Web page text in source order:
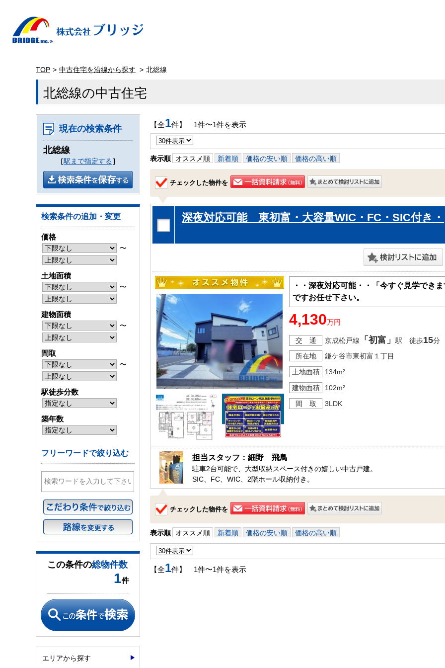
TOP 中古住宅を沿線から探す 北総線
北総線の中古住宅
【全1件】 1件〜1件を表示
表示順 オススメ順 新着順 価格の安い順 価格の高い順
チェックした物件を
深夜対応可能 東初富・大容量WIC・FC・SIC付き・
・・深夜対応可能・・「今すぐ見学でき
ですお任せ下さい。
4,130万円
交 通 京成松戸線 「初富」駅 徒歩15分
所在地
鎌ケ谷市東初富１丁目
土地面積
134m²
建物面積
102m²
間 取
3LDK
担当スタッフ：細野　飛鳥
駐車2台可能で、大型収納スペース付きの嬉しい中古戸建。
SIC、FC、WIC、2階ホール収納付き。
小学校、コンビニが徒歩圏内で住みやすいエリアです。
お待ちしております。
チェックした物件を
表示順 オススメ順 新着順 価格の安い順 価格の高い順
【全1件】 1件〜1件を表示
現在の検索条件
北総線
［駅まで指定する ］
検索条件の追加・変更
価格
〜
土地面積
〜
建物面積
〜
間取
〜
駅徒歩分数
築年数
フリーワードで絞り込む
この条件の総物件数
1件
エリアから探す